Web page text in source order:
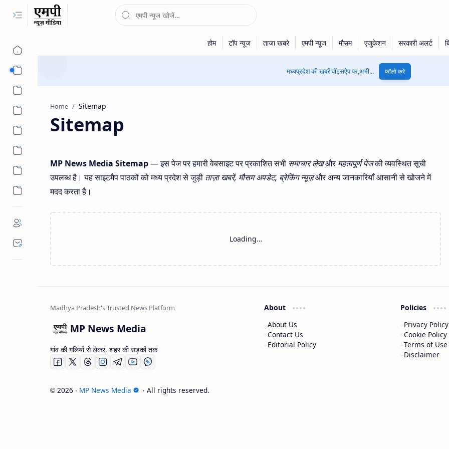
मध्यप्रदेश की खबरें वॉट्सऐप पर,अभी... फॉलो करे
Home
Sitemap
MP News Media Sitemap— इस पेज पर हमारी वेबसाइट पर प्रकाशित सभी समाचार लेखऔरमहत्वपूर्ण पेजकी व्यवस्थित सूची
उपलब्ध है। यह साइटमैप पाठकों को मध्य प्रदेश से जुड़ी ताज़ा खबरें, मौसम अपडेट, ब्रेकिंग न्यूज़और अन्य जानकारियाँ आसानी से खोजने में
मदद करता है।
Loading…
MP News Media
गांव की गलियों से लेकर, शहर की सड़कों तक
About
About Us
Contact Us
Editorial Policy
Policies
Privacy Policy
Cookie Policy
Terms of Use
Disclaimer
© 2026 ‧ MP News Media ‧ All rights reserved.